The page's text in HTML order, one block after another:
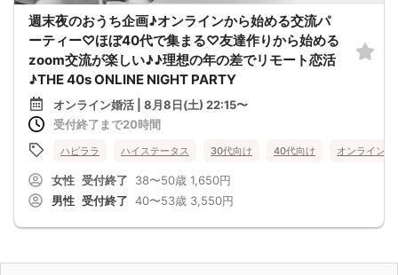
週末夜のおうち企画♪オンラインから始める交流パ
ーティー♡ほぼ40代で集まる♡友達作りから始める
zoom交流が楽しい♪♪理想の年の差でリモート恋活
♪THE 40s ONLINE NIGHT PARTY
オンライン婚活 | 8月8日(土) 22:15〜
受付終了まで20時間
ハピララ ハイステータス 30代向け 40代向け オンライン婚
女性 受付終了 38〜50歳 1,650円
男性 受付終了 40〜53歳 3,550円